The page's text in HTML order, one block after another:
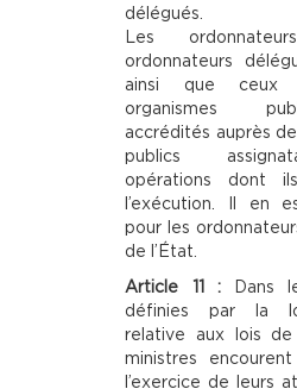
délégués.
Les
ordonnateurs
ainsi que ceux
organismes
accrédités auprès
publics
opérations dont
l’exécution. Il en
pour les
de l’État.
Article 11 :Dans
définies par la
relative aux lois de
ministres
l’exercice de leurs